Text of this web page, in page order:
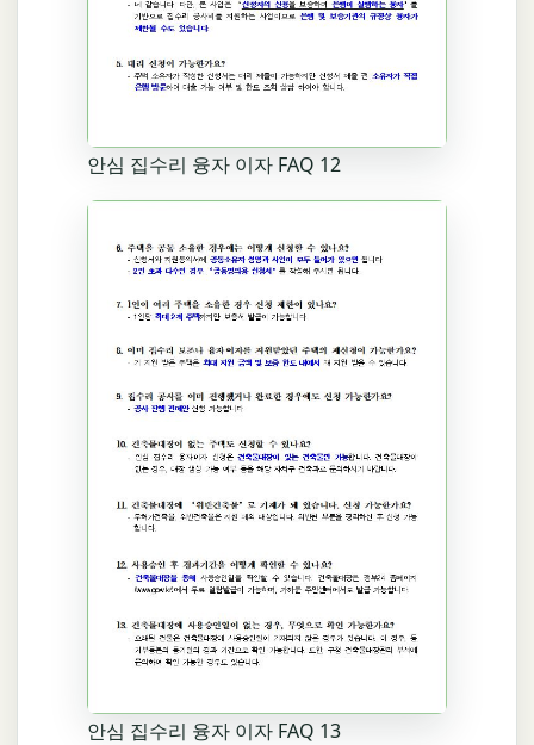
안심 집수리 융자 이자 FAQ 12
안심 집수리 융자 이자 FAQ 13